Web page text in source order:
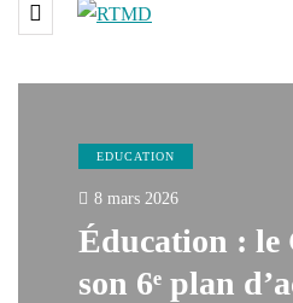
EDUCATION
8 mars 2026
Éducation : le
son 6ᵉ plan